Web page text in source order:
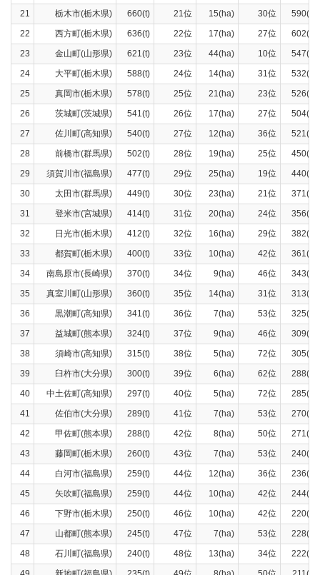
21
栃木市(栃木県) 660(t) 21位 15(ha) 30位
590(t)
22
西方町(栃木県) 636(t) 22位 17(ha) 27位
602(t)
23
金山町(山形県) 621(t) 23位 44(ha) 10位
547(t)
24
大平町(栃木県) 588(t) 24位 14(ha) 31位
532(t)
25
真岡市(栃木県) 578(t) 25位 21(ha) 23位
526(t)
26
茨城町(茨城県) 541(t) 26位 17(ha) 27位
504(t)
27
佐川町(高知県) 540(t) 27位 12(ha) 36位
521(t)
28
前橋市(群馬県) 502(t) 28位 19(ha) 25位
450(t)
29
須賀川市(福島県) 477(t) 29位 25(ha) 19位
440(t)
30
太田市(群馬県) 449(t) 30位 23(ha) 21位
371(t)
31
登米市(宮城県) 414(t) 31位 20(ha) 24位
356(t)
32
日光市(栃木県) 412(t) 32位 16(ha) 29位
382(t)
33
都賀町(栃木県) 400(t) 33位 10(ha) 42位
361(t)
34
南島原市(長崎県) 370(t) 34位 9(ha) 46位
343(t)
35
真室川町(山形県) 360(t) 35位 14(ha) 31位
313(t)
36
黒潮町(高知県) 341(t) 36位 7(ha) 53位
325(t)
37
益城町(熊本県) 324(t) 37位 9(ha) 46位
309(t)
38
須崎市(高知県) 315(t) 38位 5(ha) 72位
305(t)
39
臼杵市(大分県) 300(t) 39位 6(ha) 62位
288(t)
40
中土佐町(高知県) 297(t) 40位 5(ha) 72位
285(t)
41
佐伯市(大分県) 289(t) 41位 7(ha) 53位
270(t)
42
甲佐町(熊本県) 288(t) 42位 8(ha) 50位
271(t)
43
藤岡町(栃木県) 260(t) 43位 7(ha) 53位
240(t)
44
白河市(福島県) 259(t) 44位 12(ha) 36位
236(t)
45
矢吹町(福島県) 259(t) 44位 10(ha) 42位
244(t)
46
下野市(栃木県) 250(t) 46位 10(ha) 42位
220(t)
47
山都町(熊本県) 245(t) 47位 7(ha) 53位
228(t)
48
石川町(福島県) 240(t) 48位 13(ha) 34位
222(t)